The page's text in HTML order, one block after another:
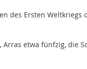
des Ersten Weltkriegs
etwa fünfzig, die